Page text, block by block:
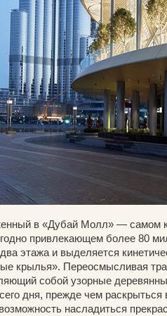
в «Дубай Молл» — самом
привлекающем более 80
этажа и выделяется
крылья». Переосмысливая
собой узорные
дня, прежде чем
насладиться